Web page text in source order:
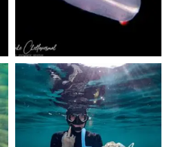
scuba_people_magazine